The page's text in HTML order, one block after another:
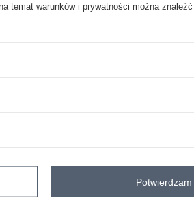
RUE PARIS
okazja
codzienne do pracy
temat warunków i prywatności można